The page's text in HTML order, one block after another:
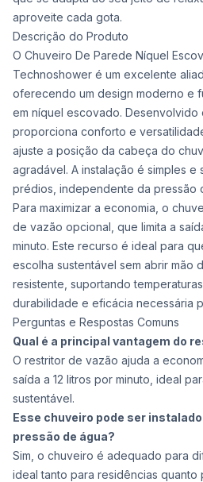
aproveite cada gota.
Descrição do Produto
O Chuveiro De Parede Níquel
Technoshower é um excelente
oferecendo um design moderno e
em níquel escovado. Desenvolvido
proporciona conforto e
ajuste a posição da cabeça do
agradável. A instalação é simples e
prédios, independente da pressão
Para maximizar a economia, o
de vazão opcional, que limita a
minuto. Este recurso é ideal para
escolha sustentável sem abrir mão
resistente, suportando
durabilidade e eficácia necessária
Perguntas e Respostas Comuns
Qual é a principal vantagem do
O restritor de vazão ajuda a
saída a 12 litros por minuto, ideal
sustentável.
Esse chuveiro pode ser
pressão de água?
Sim, o chuveiro é adequado para
ideal tanto para residências quanto